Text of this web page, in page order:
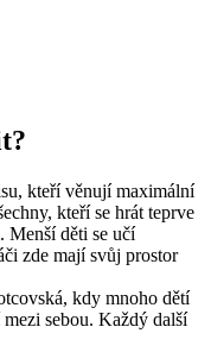
kteří věnují maximální
kteří se hrát teprve
Menší děti se učí
zde mají svůj prostor
kdy mnoho dětí
sebou. Každý další